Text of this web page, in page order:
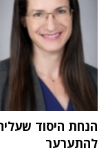
הנחת היסוד
להתערער